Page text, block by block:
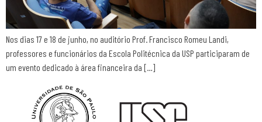
Nos dias 17 e 18 de junho, no auditório Prof. Francisco Romeu Landi,
professores e funcionários da Escola Politécnica da USP participaram de
um evento dedicado à área financeira da […]